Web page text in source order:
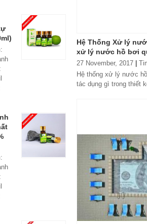
Hệ Thống Xử lý
xử lý nước hồ bơi
27 November, 2017 |
Hệ thống xử lý nước
tác dụng gì trong thiết